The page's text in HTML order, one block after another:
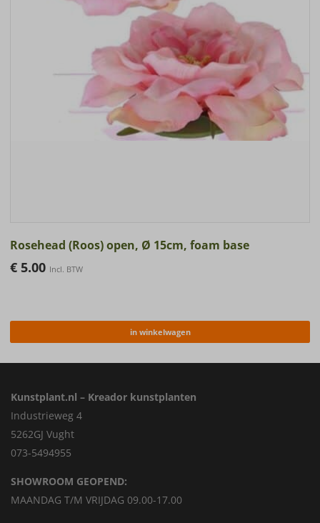
Rosehead (Roos) open, Ø 15cm, foam base
€ 5.00 Incl. BTW
in winkelwagen
Kunstplant.nl – Kreador kunstplanten
Industrieweg 4
5262GJ Vught
073-5494955
SHOWROOM GEOPEND:
MAANDAG T/M VRIJDAG 09.00-17.00